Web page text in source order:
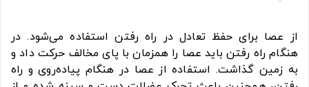
از عصا برای حفظ تعادل در راه رفتن استفاده می‌شود. در
هنگام راه رفتن باید عصا را همزمان با پای مخالف حرکت داد و
به زمین گذاشت. استفاده از عصا در هنگام پیاده‌روی و راه